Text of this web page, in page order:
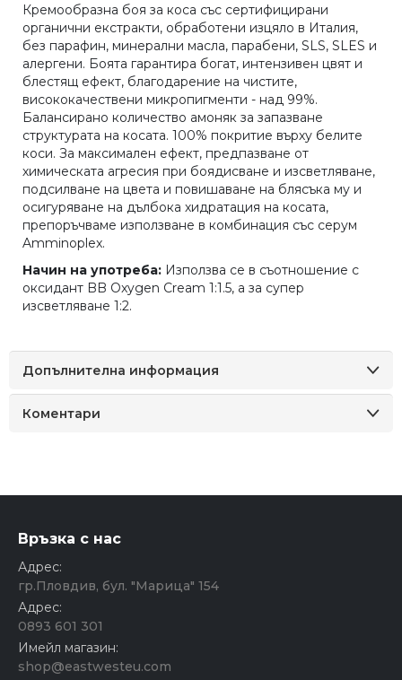
Кремообразна боя за коса със сертифицирани
органични екстракти, обработени изцяло в Италия,
без парафин, минерални масла, парабени, SLS, SLES и
алергени. Боята гарантира богат, интензивен цвят и
блестящ ефект, благодарение на чистите,
висококачествени микропигменти - над 99%.
Балансирано количество амоняк за запазване
структурата на косата. 100% покритие върху белите
коси. За максимален ефект, предпазване от
химическата агресия при боядисване и изсветляване,
подсилване на цвета и повишаване на блясъка му и
осигуряване на дълбока хидратация на косата,
препоръчваме използване в комбинация със серум
Amminoplex.
Начин на употреба: Използва се в съотношение с
оксидант BB Oxygen Cream 1:1.5, а за супер
изсветляване 1:2.
Допълнителна информация
Коментари
Връзка с нас
Адрес:
гр.Пловдив, бул. "Марица" 154
Адрес:
0893 601 301
Имейл магазин:
shop@eastwesteu.com